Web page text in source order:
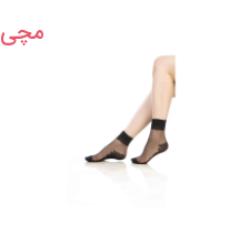
مچی 15 کفه دار